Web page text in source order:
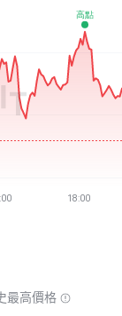
最高價格